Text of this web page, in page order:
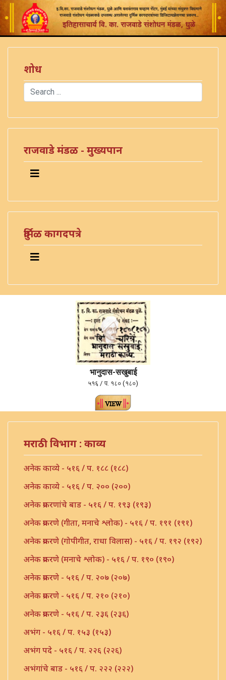
शोध
Search
राजवाडे मंडळ - मुख्यपान
दुर्मिळ कागदपत्रे
भानुदास-सखुबाई
५१६ / प. १८० (१८०)
मराठी विभाग : काव्य
अनेक काव्ये - ५१६ / प. १८८ (१८८)
अनेक काव्ये - ५१६ / प. २०० (२००)
अनेक प्रकरणांचे बाड - ५१६ / प. १९३ (१९३)
अनेक प्रकरणे (गीता, मनाचे श्लोक) - ५१६ / प. १९१ (१९१)
अनेक प्रकरणे (गोपीगीत, राधा विलास) - ५१६ / प. १९२ (१९२)
अनेक प्रकरणे (मनाचे श्लोक) - ५१६ / प. १९० (१९०)
अनेक प्रकरणे - ५१६ / प. २०७ (२०७)
अनेक प्रकरणे - ५१६ / प. २१० (२१०)
अनेक प्रकरणे - ५१६ / प. २३६ (२३६)
अभंग - ५१६ / प. १५३ (१५३)
अभंग पदे - ५१६ / प. २२६ (२२६)
अभंगांचे बाड - ५१६ / प. २२२ (२२२)